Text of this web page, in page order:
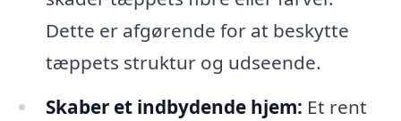
Dette er afgørende for at beskytte
tæppets struktur og udseende.
Skaber et indbydende hjem: Et rent